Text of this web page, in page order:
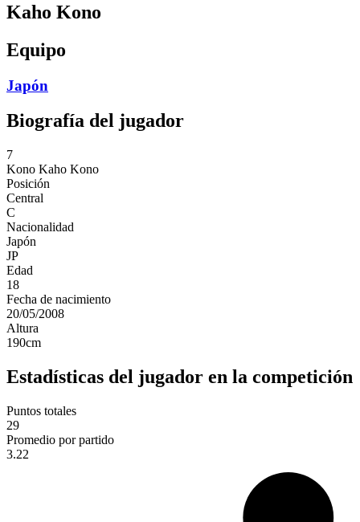
Kaho Kono
Equipo
Japón
Biografía del jugador
7
Kono Kaho Kono
Posición
Central
C
Nacionalidad
Japón
JP
Edad
18
Fecha de nacimiento
20/05/2008
Altura
190cm
Estadísticas del jugador en la competición
Puntos totales
29
Promedio por partido
3.22